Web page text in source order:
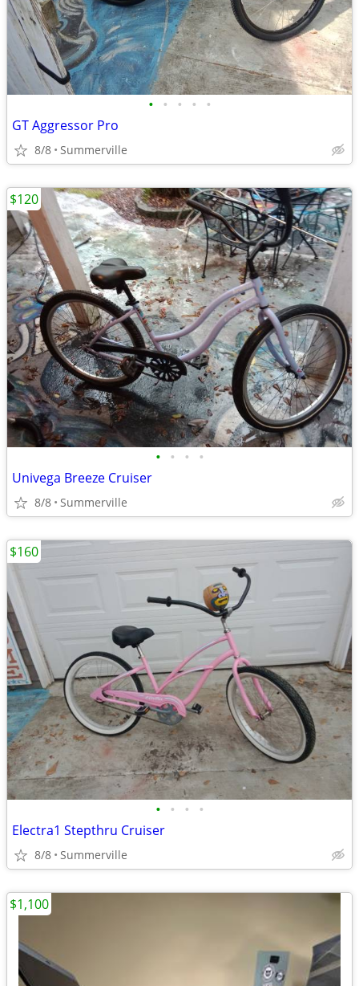
• • • • •
GT Aggressor Pro
8/8 Summerville
• • • •
Univega Breeze Cruiser
8/8 Summerville
$120
• • • •
Electra1 Stepthru Cruiser
8/8 Summerville
$160
$1,100